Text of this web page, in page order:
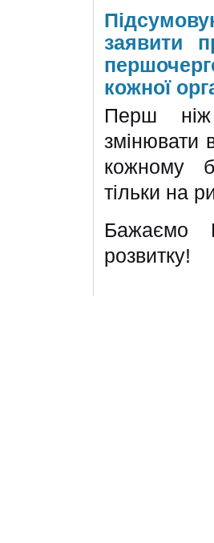
заявити
кожної
Перш ніж
змінювати
кожному
тільки на
Бажаємо
розвитку!